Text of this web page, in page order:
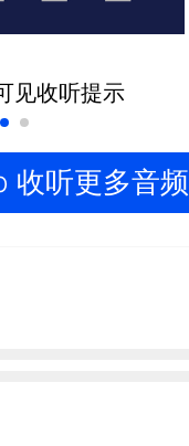
见收听提示
收听更多音频